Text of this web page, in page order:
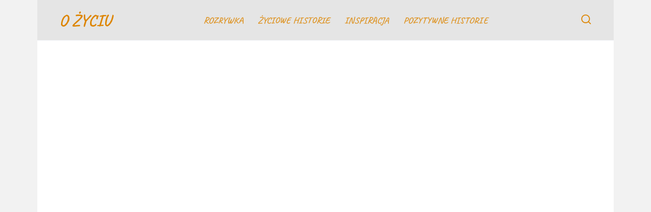
O ŻYCIU ROZRYWKA ŻYCIOWE HISTORIE INSPIRACJA POZYTYWNE HISTORIE